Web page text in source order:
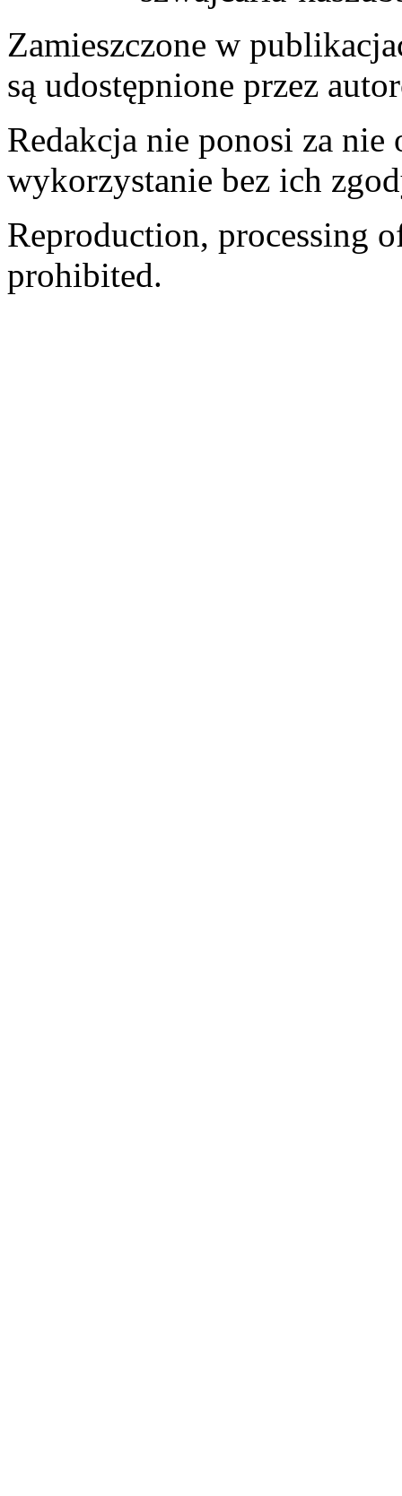
Zamieszczone w
są udostępnione przez
Redakcja nie ponosi za
wykorzystanie bez ich
Reproduction, processing
prohibited.